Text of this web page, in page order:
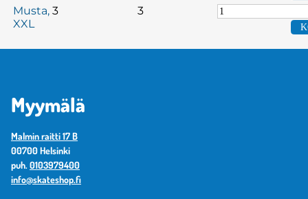
Musta,
XXL
3 3
Myymälä
Malmin raitti 17 B
00700 Helsinki
puh.0103979400
info@skateshop.fi